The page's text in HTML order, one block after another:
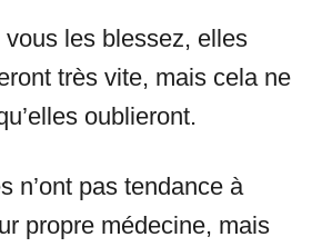
les blessez, elles
très vite, mais cela ne
oublieront.
n’ont pas tendance à
propre médecine, mais